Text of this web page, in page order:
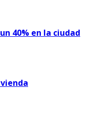
40% en la ciudad